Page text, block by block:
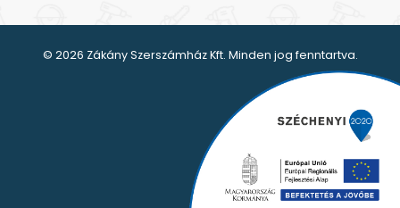
© 2026 Zákány Szerszámház Kft. Minden jog fenntartva.